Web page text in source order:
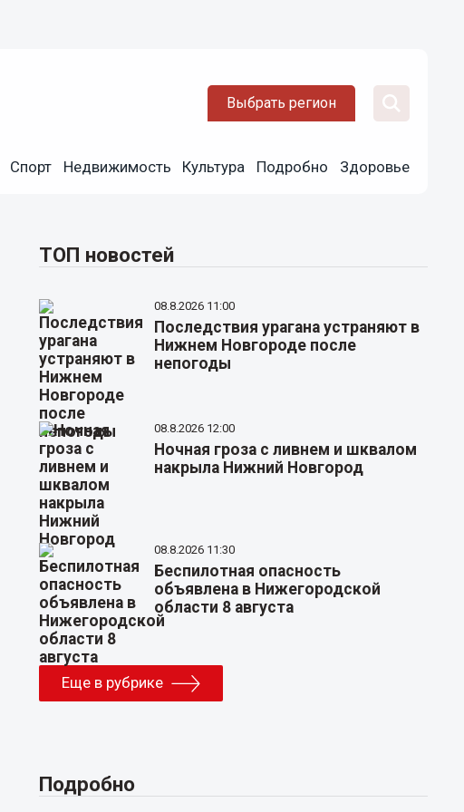
Выбрать регион
Спорт Недвижимость Культура Подробно Здоровье
ТОП новостей
08.8.2026 11:00
Последствия урагана устраняют в
Нижнем Новгороде после
непогоды
08.8.2026 12:00
Ночная гроза с ливнем и шквалом
накрыла Нижний Новгород
08.8.2026 11:30
Беспилотная опасность
объявлена в Нижегородской
области 8 августа
Еще в рубрике
Подробно